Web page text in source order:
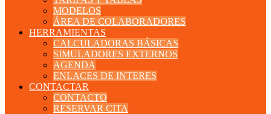
MODELOS
ÁREA DE COLABORADORES
HERRAMIENTAS
CALCULADORAS BÁSICAS
SIMULADORES EXTERNOS
AGENDA
ENLACES DE INTERES
CONTACTAR
CONTACTO
RESERVAR CITA